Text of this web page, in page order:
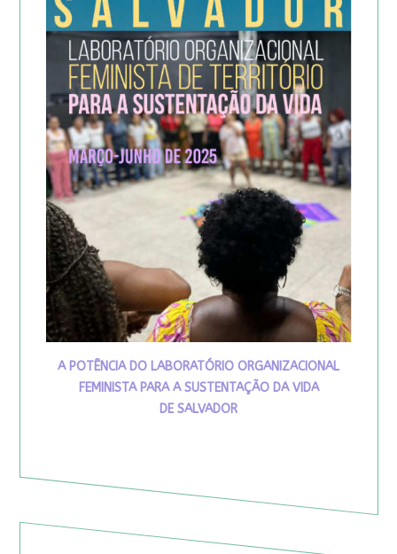
A POTÊNCIA DO LABORATÓRIO ORGANIZACIONAL
FEMINISTA PARA A SUSTENTAÇÃO DA VIDA
DE SALVADOR